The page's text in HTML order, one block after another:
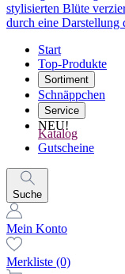
Start
Top-Produkte
Sortiment
Schnäppchen
Service
NEU!
Katalog
Gutscheine
Suche
Mein Konto
Merkliste (0)